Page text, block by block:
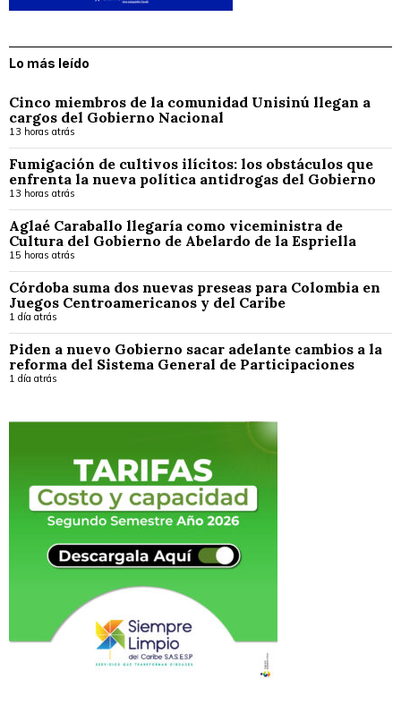
Lo más leído
Cinco miembros de la comunidad Unisinú llegan a
cargos del Gobierno Nacional
13 horas atrás
Fumigación de cultivos ilícitos: los obstáculos que
enfrenta la nueva política antidrogas del Gobierno
13 horas atrás
Aglaé Caraballo llegaría como viceministra de
Cultura del Gobierno de Abelardo de la Espriella
15 horas atrás
Córdoba suma dos nuevas preseas para Colombia en
Juegos Centroamericanos y del Caribe
1 día atrás
Piden a nuevo Gobierno sacar adelante cambios a la
reforma del Sistema General de Participaciones
1 día atrás